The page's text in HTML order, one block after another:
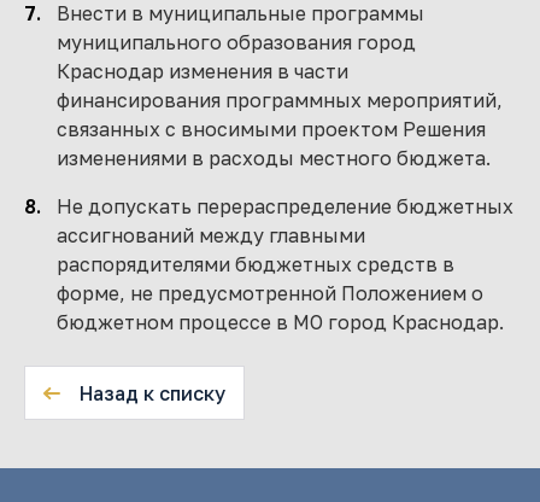
Внести в муниципальные программы
муниципального образования город
Краснодар изменения в части
финансирования программных мероприятий,
связанных с вносимыми проектом Решения
изменениями в расходы местного бюджета.
Не допускать перераспределение бюджетных
ассигнований между главными
распорядителями бюджетных средств в
форме, не предусмотренной Положением о
бюджетном процессе в МО город Краснодар.
Назад к списку